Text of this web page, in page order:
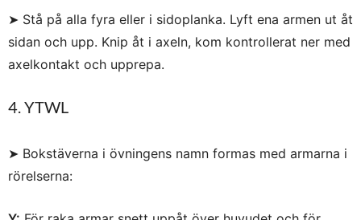
➤ Stå på alla fyra eller i sidoplanka. Lyft ena armen ut åt
sidan och upp. Knip åt i axeln, kom kontrollerat ner med
axelkontakt och upprepa.
4. YTWL
➤ Bokstäverna i övningens namn formas med armarna i
rörelserna: